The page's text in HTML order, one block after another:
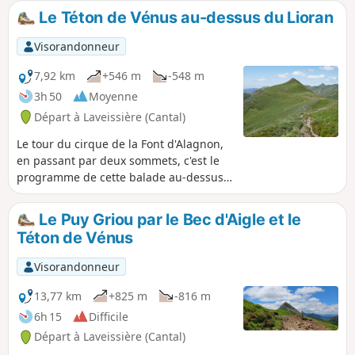
Le Téton de Vénus au-dessus du Lioran
Visorandonneur
7,92 km
+546 m
-548 m
3h 50
Moyenne
Départ à Laveissière (Cantal)
Le tour du cirque de la Font d'Alagnon,
en passant par deux sommets, c'est le
programme de cette balade au-dessus
de la petite station du Lioran qui offre
de beaux panoramas sur le massif
volcanique du Cantal.
Le Puy Griou par le Bec d'Aigle et le
Téton de Vénus
Visorandonneur
13,77 km
+825 m
-816 m
6h 15
Difficile
Départ à Laveissière (Cantal)